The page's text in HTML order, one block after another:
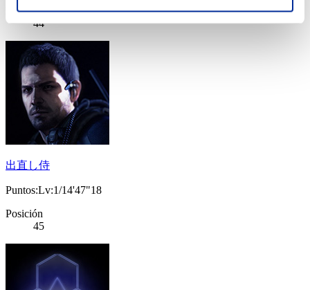
Posición
44
出直し侍
Puntos:Lv:1/14'47"18
Posición
45